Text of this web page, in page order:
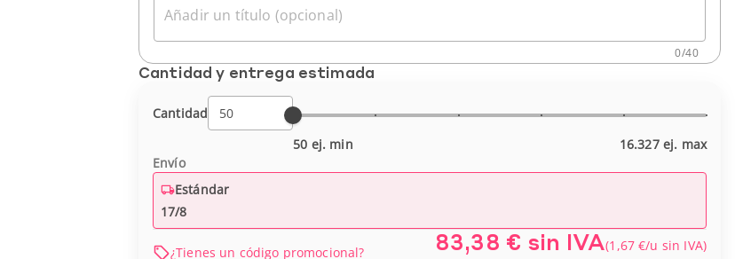
Añadir un título (opcional)
0/40
Cantidad y entrega estimada
Cantidad
50 ej. min
16.327 ej. max
Envío
Estándar
17/8
¿Tienes un código promocional? 83,38 € sin IVA(1,67 €/u sin IVA)